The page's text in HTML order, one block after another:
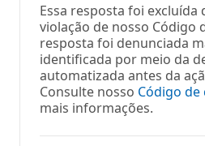
Essa resposta foi excluída
violação de nosso Código
resposta foi denunciada
identificada por meio da
automatizada antes da
Consulte nosso Código
mais informações.